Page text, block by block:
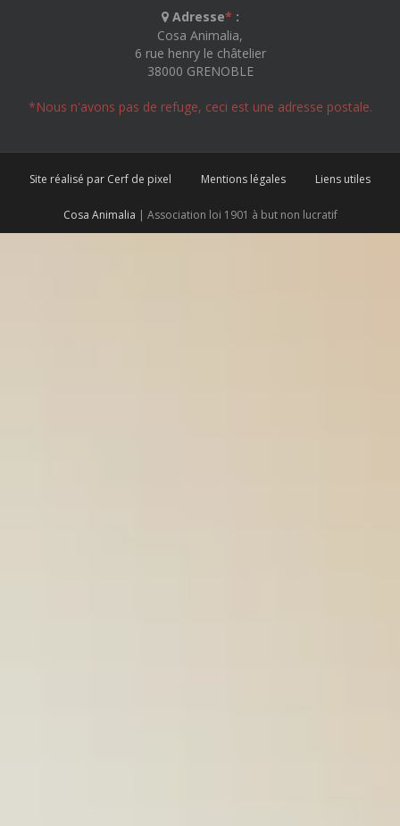
Adresse* :
Cosa Animalia,
6 rue henry le châtelier
38000 GRENOBLE
*Nous n'avons pas de refuge, ceci est une adresse postale.
Site réalisé par Cerf de pixel Mentions légales Liens utiles
Cosa Animalia | Association loi 1901 à but non lucratif